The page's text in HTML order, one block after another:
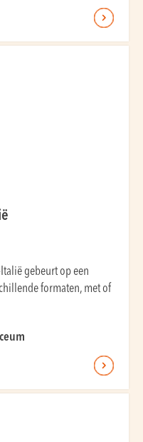
gebeurt op een
formaten, met of